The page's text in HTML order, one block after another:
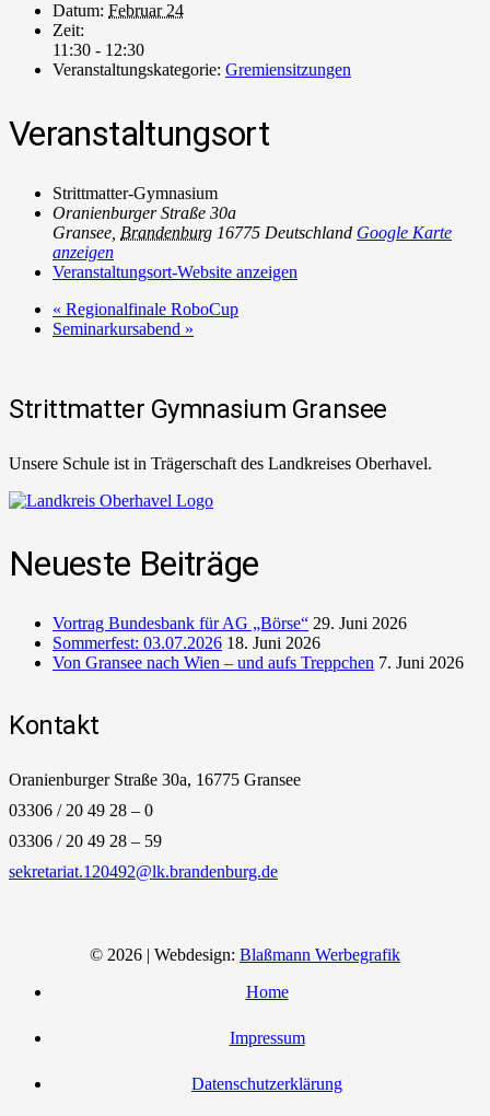
Datum: Februar 24
Zeit:
11:30 - 12:30
Veranstaltungskategorie: Gremiensitzungen
Veranstaltungsort
Strittmatter-Gymnasium
Oranienburger Straße 30a
Gransee Brandenburg 16775 Deutschland Google Karte
anzeigen
Veranstaltungsort-Website anzeigen
« Regionalfinale RoboCup
Seminarkursabend »
Strittmatter Gymnasium Gransee
Unsere Schule ist in Trägerschaft des Landkreises Oberhavel.
Neueste Beiträge
Vortrag Bundesbank für AG „Börse“ 29. Juni 2026
Sommerfest: 03.07.2026 18. Juni 2026
Von Gransee nach Wien – und aufs Treppchen 7. Juni 2026
Kontakt
Oranienburger Straße 30a, 16775 Gransee
03306 / 20 49 28 – 0
03306 / 20 49 28 – 59
sekretariat.120492@lk.brandenburg.de
© 2026 | Webdesign: Blaßmann Werbegrafik
Home
Impressum
Datenschutzerklärung